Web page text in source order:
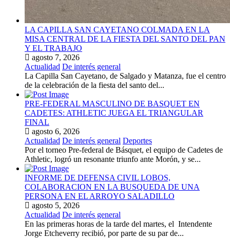
LA CAPILLA SAN CAYETANO COLMADA EN LA
MISA CENTRAL DE LA FIESTA DEL SANTO DEL PAN
Y EL TRABAJO
agosto 7, 2026
Actualidad De interés general
La Capilla San Cayetano, de Salgado y Matanza, fue el centro
de la celebración de la fiesta del santo del...
PRE-FEDERAL MASCULINO DE BASQUET EN
CADETES: ATHLETIC JUEGA EL TRIANGULAR
FINAL
agosto 6, 2026
Actualidad De interés general Deportes
Por el torneo Pre-federal de Básquet, el equipo de Cadetes de
Athletic, logró un resonante triunfo ante Morón, y se...
INFORME DE DEFENSA CIVIL LOBOS,
COLABORACION EN LA BUSQUEDA DE UNA
PERSONA EN EL ARROYO SALADILLO
agosto 5, 2026
Actualidad De interés general
En las primeras horas de la tarde del martes, el Intendente
Jorge Etcheverry recibió, por parte de su par de...